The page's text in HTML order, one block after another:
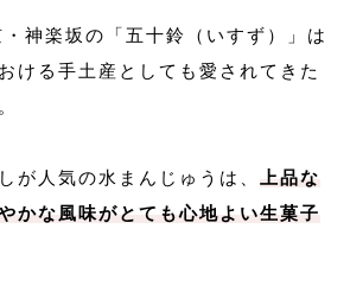
神楽坂の「五十鈴（いすず）」は
ける手土産としても愛されてきた
が人気の水まんじゅうは、
上品な
かな風味がとても心地よい生菓子